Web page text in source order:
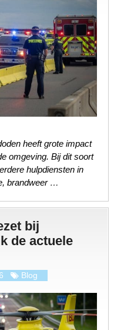
heeft grote impact
omgeving. Bij dit soort
hulpdiensten in
brandweer …
bij
de actuele
Blog